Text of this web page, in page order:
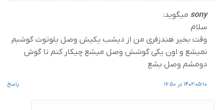
sony میگوید:
سلام
وقت بخیر هندزفری من از دیشب یکیش وصل بلوتوث گوشبم
نمیشع و اون یکی گوشش وصل میشع چیکار کنم تا گوش
دومشم وصل بشع
1402-05-10 در 16:50 پاسخ